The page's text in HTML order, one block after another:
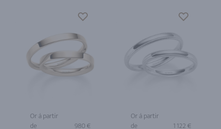
Or à partir
de
980 €
Or à partir
de
1 122 €